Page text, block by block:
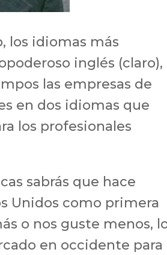
los idiomas más
inglés (claro),
las empresas de
en dos idiomas que
los profesionales
sabrás que hace
Unidos como primera
o nos guste menos,
en occidente para